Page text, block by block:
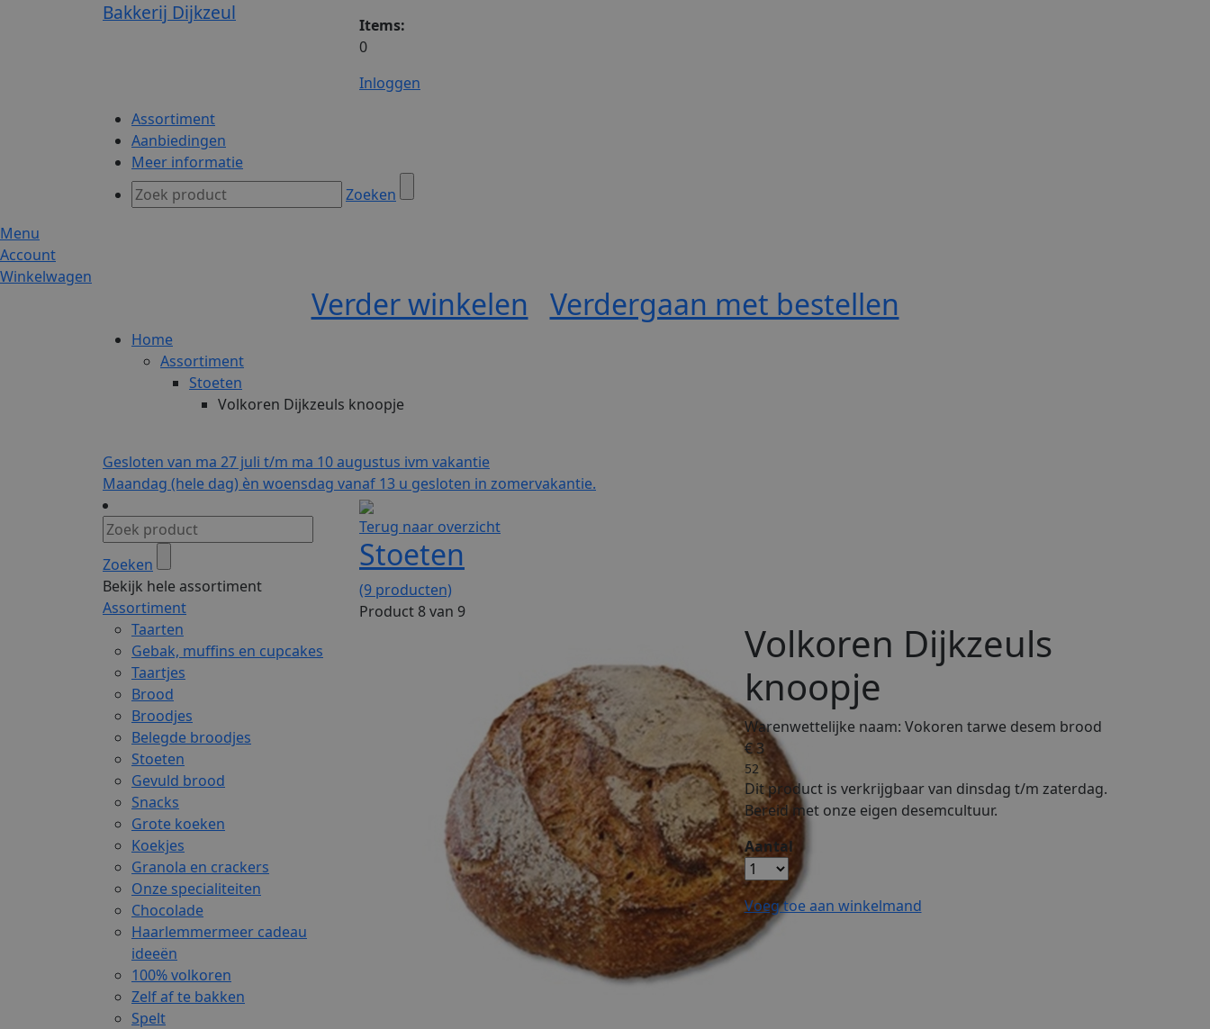
Bakkerij Dijkzeul
Items:
0
Inloggen
Assortiment
Aanbiedingen
Meer informatie
Zoeken
Menu
Account
Winkelwagen
Verder winkelen Verdergaan met bestellen
Home
Assortiment
Stoeten
Volkoren Dijkzeuls knoopje
Gesloten van ma 27 juli t/m ma 10 augustus ivm vakantie
Maandag (hele dag) èn woensdag vanaf 13 u gesloten in zomervakantie.
Zoeken
Bekijk hele assortiment
Assortiment
Taarten
Gebak, muffins en cupcakes
Taartjes
Brood
Broodjes
Belegde broodjes
Stoeten
Gevuld brood
Snacks
Grote koeken
Koekjes
Granola en crackers
Onze specialiteiten
Chocolade
Haarlemmermeer cadeau
ideeën
100% volkoren
Zelf af te bakken
Spelt
Terug naar overzicht
Stoeten
(9 producten)
Product 8 van 9
Volkoren Dijkzeuls
knoopje
Warenwettelijke naam: Vokoren tarwe desem brood
€ 3
52
Dit product is verkrijgbaar van dinsdag t/m zaterdag.
Bereid met onze eigen desemcultuur.
Aantal
Voeg toe aan winkelmand